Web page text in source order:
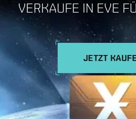
VERKAUFE IN EVE
JETZT